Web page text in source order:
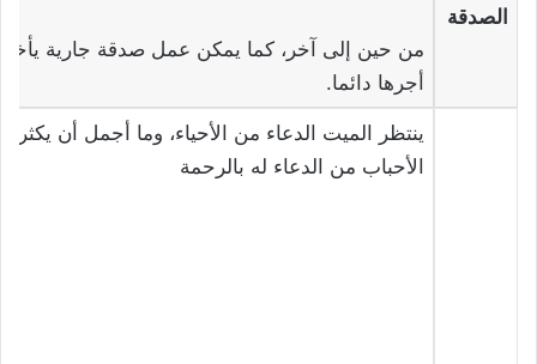
الصدقة
من حين إلى آخر، كما يمكن عمل صدقة جارية يأخذ
أجرها دائما.
ينتظر الميت الدعاء من الأحياء، وما أجمل أن يكثر
الأحباب من الدعاء له بالرحمة